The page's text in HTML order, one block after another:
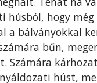
húsból, hogy
a bálványokkal
bűn,
Számára
húst,